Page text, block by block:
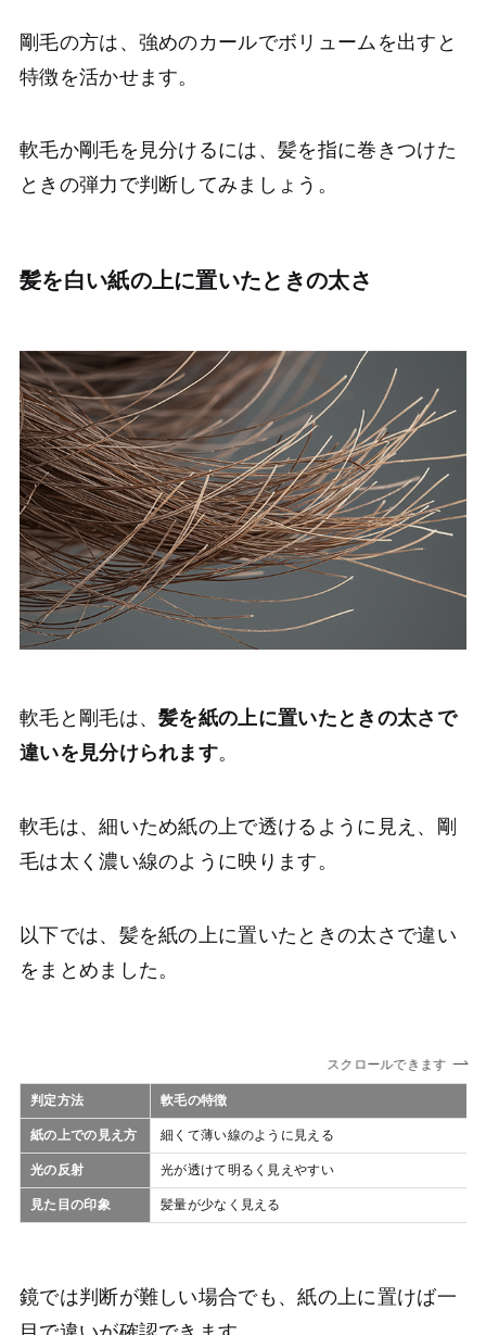
剛毛の方は、強めのカールでボリュームを出すと
特徴を活かせます。
軟毛か剛毛を見分けるには、髪を指に巻きつけた
ときの弾力で判断してみましょう。
髪を白い紙の上に置いたときの太さ
軟毛と剛毛は、髪を紙の上に置いたときの太さで
違いを見分けられます。
軟毛は、細いため紙の上で透けるように見え、剛
毛は太く濃い線のように映ります。
以下では、髪を紙の上に置いたときの太さで違い
をまとめました。
スクロールできます
判定方法 軟毛の特徴
紙の上での見え方 細くて薄い線のように見える
光の反射 光が透けて明るく見えやすい
見た目の印象 髪量が少なく見える
鏡では判断が難しい場合でも、紙の上に置けば一